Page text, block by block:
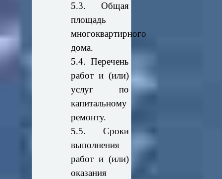
5.3. Общая
площадь
многоквартирного
дома.
5.4. Перечень
работ и (или)
услуг по
капитальному
ремонту.
5.5. Сроки
выполнения
работ и (или)
оказания